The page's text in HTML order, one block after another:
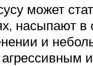
может
насыпают в
и
агрессивным